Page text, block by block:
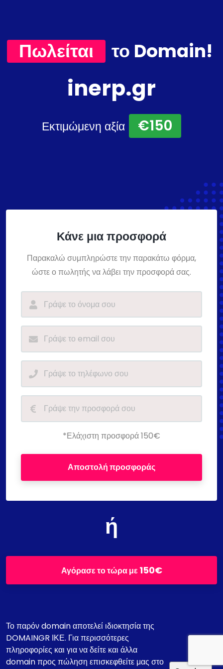
Πωλείται το Domain!
inerp.gr
Εκτιμώμενη αξία €150
Κάνε μια προσφορά
Παρακαλώ συμπληρώστε την παρακάτω φόρμα,
ώστε ο πωλητής να λάβει την προσφορά σας.
*Ελάχιστη προσφορά 150€
Αποστολή προσφοράς
ή
Αγόρασε το τώρα με150€
Το παρόν domain αποτελεί ιδιοκτησία της
DOMAINGR ΙΚΕ. Για περισσότερες
πληροφορίες και για να δείτε και άλλα
domain προς πώληση επισκεφθείτε μας στο